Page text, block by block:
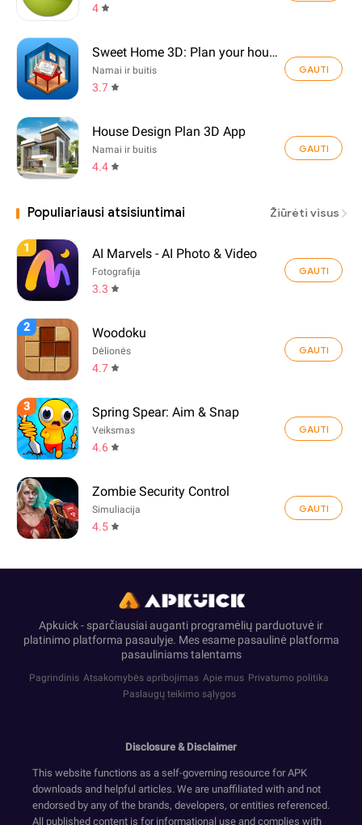
4
Sweet Home 3D: Plan your house
Namai ir buitis
3.7
GAUTI
House Design Plan 3D App
Namai ir buitis
4.4
GAUTI
Populiariausi atsisiuntimai Žiūrėti visus
1 AI Marvels - AI Photo & Video
Fotografija
3.3
GAUTI
2 Woodoku
Dėlionės
4.7
GAUTI
3 Spring Spear: Aim & Snap
Veiksmas
4.6
GAUTI
Zombie Security Control
Simuliacija
4.5
GAUTI
Apkuick - sparčiausiai auganti programėlių parduotuvė ir
platinimo platforma pasaulyje. Mes esame pasaulinė platforma
pasauliniams talentams
Pagrindinis Atsakomybės apribojimas Apie mus Privatumo politika
Paslaugų teikimo sąlygos
Disclosure & Disclaimer
This website functions as a self-governing resource for APK
downloads and helpful articles. We are unaffiliated with and not
endorsed by any of the brands, developers, or entities referenced.
All published content is for informational use and complies with